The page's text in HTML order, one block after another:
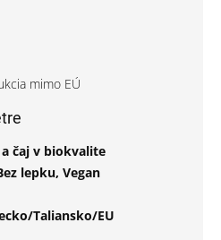
mimo EÚ
a čaj v biokvalite
lepku, Vegan
Taliansko/EU